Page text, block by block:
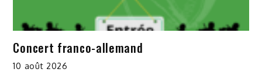
Concert franco-allemand
10 août 2026